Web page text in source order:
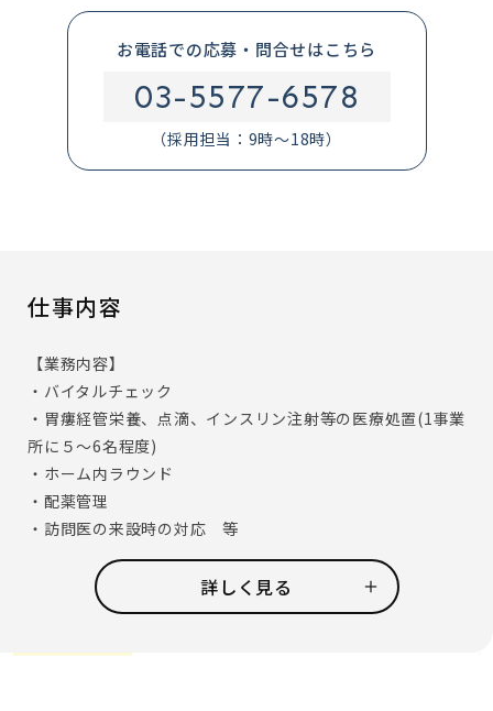
お電話での応募・問合せはこちら
03-5577-6578
（採用担当：9時～18時）
仕事内容
【業務内容】
・バイタルチェック
・胃瘻経管栄養、点滴、インスリン注射等の医療処置(1事業
所に５～6名程度)
・ホーム内ラウンド
・配薬管理
・訪問医の来設時の対応 等
※基本的には業務分担制をとっていますので、ケアのお仕事
をして頂くことはありません(必要時のフォローは有)
・残業時間は月10時間未満
詳しく見る